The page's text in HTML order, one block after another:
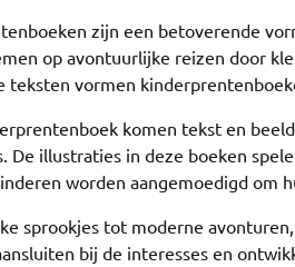
zijn een betoverende
op avontuurlijke reizen door
teksten vormen
komen tekst en
De illustraties in deze boeken
worden aangemoedigd om
sprookjes tot moderne
bij de interesses en